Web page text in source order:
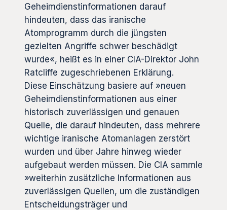
Geheimdienstinformationen darauf
hindeuten, dass das iranische
Atomprogramm durch die jüngsten
gezielten Angriffe schwer beschädigt
wurde«, heißt es in einer CIA-Direktor John
Ratcliffe zugeschriebenen Erklärung.
Diese Einschätzung basiere auf »neuen
Geheimdienstinformationen aus einer
historisch zuverlässigen und genauen
Quelle, die darauf hindeuten, dass mehrere
wichtige iranische Atomanlagen zerstört
wurden und über Jahre hinweg wieder
aufgebaut werden müssen. Die CIA sammle
»weiterhin zusätzliche Informationen aus
zuverlässigen Quellen, um die zuständigen
Entscheidungsträger und